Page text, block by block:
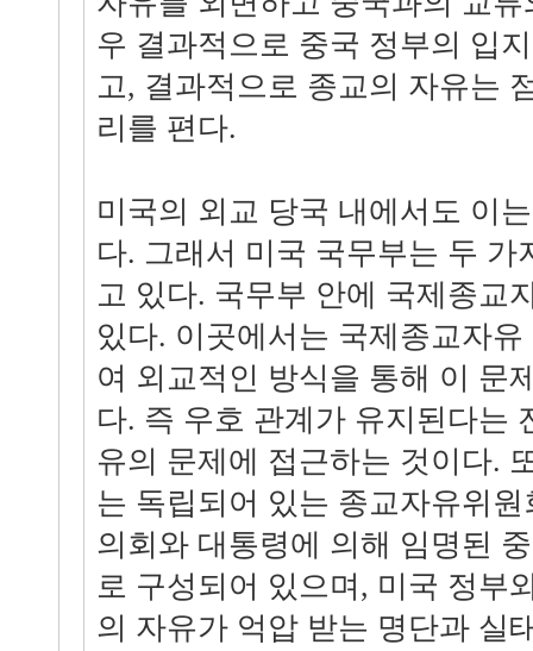
우 결과적으로 중국 정부의 입
고, 결과적으로 종교의 자유는
리를 편다.
미국의 외교 당국 내에서도 이
다. 그래서 미국 국무부는 두 가
고 있다. 국무부 안에 국제종교
있다. 이곳에서는 국제종교자
여 외교적인 방식을 통해 이 문
다. 즉 우호 관계가 유지된다는
유의 문제에 접근하는 것이다.
는 독립되어 있는 종교자유위
의회와 대통령에 의해 임명된
로 구성되어 있으며, 미국 정부
의 자유가 억압 받는 명단과 실